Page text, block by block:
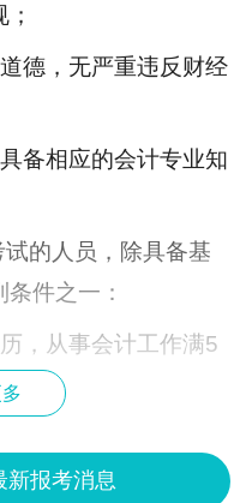
德，无严重违反财经
备相应的会计专业知
的人员，除具备基
件之一：
，从事会计工作满5
新报考消息